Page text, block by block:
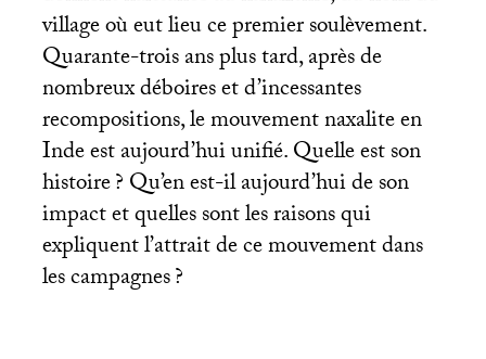
village où eut lieu ce premier soulèvement.
Quarante-trois ans plus tard, après de
nombreux déboires et d’incessantes
recompositions, le mouvement naxalite en
Inde est aujourd’hui unifié. Quelle est son
histoire? Qu’en est-il aujourd’hui de son
impact et quelles sont les raisons qui
expliquent l’attrait de ce mouvement dans
les campagnes?